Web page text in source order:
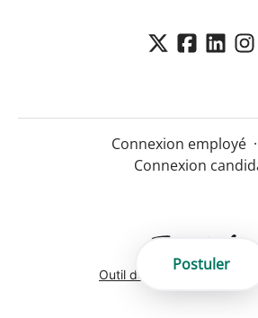
Postuler
Connexion employé ·
Connexion
Outil de recrutementde